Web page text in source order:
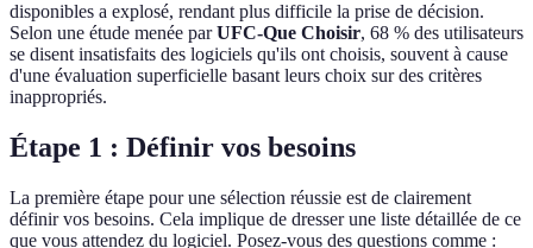
disponibles a explosé, rendant plus difficile la prise de décision.
Selon une étude menée parUFC-Que Choisir, 68 % des utilisateurs
se disent insatisfaits des logiciels qu'ils ont choisis, souvent à cause
d'une évaluation superficielle basant leurs choix sur des critères
inappropriés.
Étape 1 : Définir vos besoins
La première étape pour une sélection réussie est de clairement
définir vos besoins. Cela implique de dresser une liste détaillée de ce
que vous attendez du logiciel. Posez-vous des questions comme :